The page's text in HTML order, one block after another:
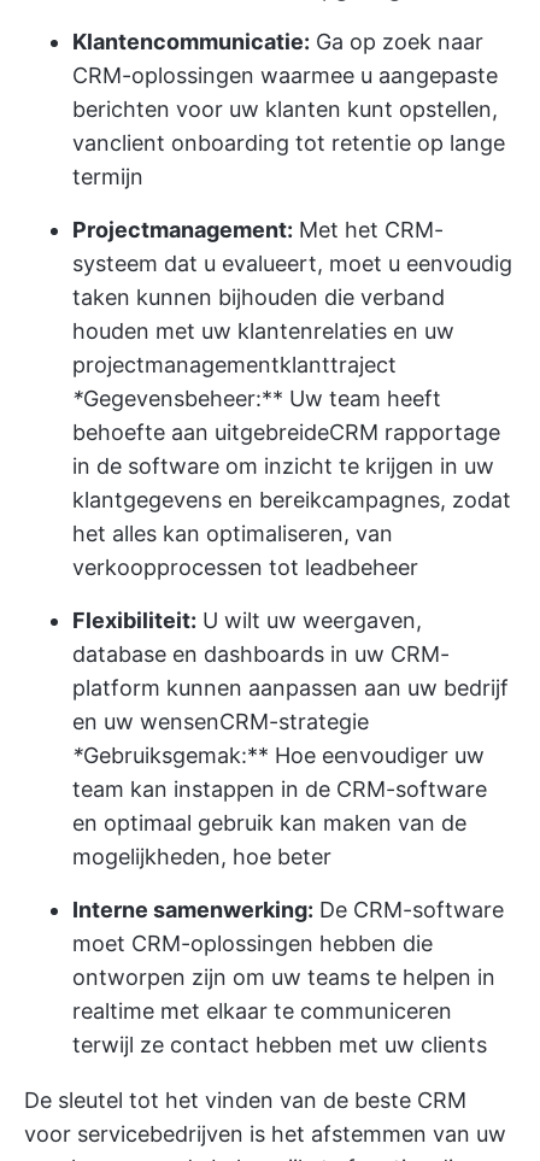
Klantencommunicatie: Ga op zoek naar
CRM-oplossingen waarmee u aangepaste
berichten voor uw klanten kunt opstellen,
vanclient onboarding tot retentie op lange
termijn
Projectmanagement: Met het CRM-
systeem dat u evalueert, moet u eenvoudig
taken kunnen bijhouden die verband
houden met uw klantenrelaties en uw
projectmanagementklanttraject
*Gegevensbeheer:** Uw team heeft
behoefte aan uitgebreideCRM rapportage
in de software om inzicht te krijgen in uw
klantgegevens en bereikcampagnes, zodat
het alles kan optimaliseren, van
verkoopprocessen tot leadbeheer
Flexibiliteit: U wilt uw weergaven,
database en dashboards in uw CRM-
platform kunnen aanpassen aan uw bedrijf
en uw wensenCRM-strategie
*Gebruiksgemak:** Hoe eenvoudiger uw
team kan instappen in de CRM-software
en optimaal gebruik kan maken van de
mogelijkheden, hoe beter
Interne samenwerking: De CRM-software
moet CRM-oplossingen hebben die
ontworpen zijn om uw teams te helpen in
realtime met elkaar te communiceren
terwijl ze contact hebben met uw clients
De sleutel tot het vinden van de beste CRM
voor servicebedrijven is het afstemmen van uw